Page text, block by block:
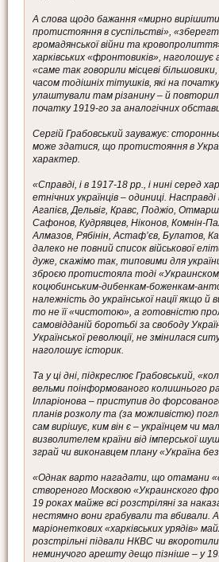
А слова щодо бажання «мирно
протистояння в суспільстві»,
громадянської війни та
харківських «фронтовиків»,
«саме так говорили місцеві
часом тодішніх тітушків, які на
улаштували там різанину – й
початку 1919-го за аналогічних
Сергій Грабовський зауважує:
може здатися, що протистояння в
характер.
«Справді, і в 1917-18 рр., і нині серед
етнічних українців – одиниці.
Агапієв, Дельвіг, Кравс, Поджіо,
Сафонов, Кудрявцев, Ніконов, Комнін-
Алмазов, Рябінін, Астаф’єв, Булатов,
далеко не повний список військової
дуже, скажімо так, типовими для
зброєю протистояла тоді
коцюбинським-дибенкам-боженкам-
належність до української нації якщо й
то не її «чистотою», а готовністю
самовідданій боротьбі за свободу
Української революції, не змінилася
наголошує історик.
Та у ці дні, підкреслює Грабовський,
вельми поінформованого колишнього
Ілларіонова – приступив до
планів розколу та (за можливістю)
сам вирішує, ким він є – українцем чи
визволителем країни від імперської
зграй чи виконавцем плану «Україна без
«Однак варто нагадати, що отамани
створеного Москвою «Украинского
19 роках майже всі розстріляні за
нестямно вони грабували та вбивали. А
маріонеткових «харківських урядів»
розстрільні підвали НКВС чи вкоротили
неминучого арешту дещо пізніше – у